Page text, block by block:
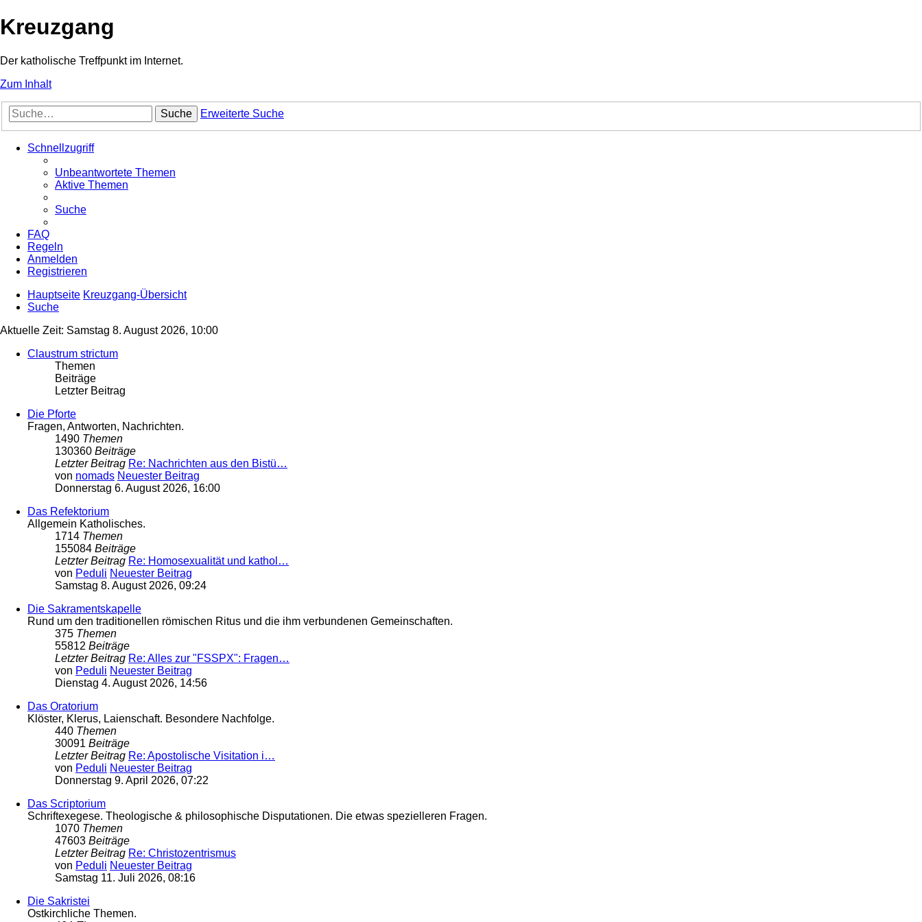
Kreuzgang
Der katholische Treffpunkt im Internet.
Zum Inhalt
Suche Erweiterte Suche
Schnellzugriff
Unbeantwortete Themen
Aktive Themen
Suche
FAQ
Regeln
Anmelden
Registrieren
Hauptseite Kreuzgang-Übersicht
Suche
Aktuelle Zeit: Samstag 8. August 2026, 10:00
Claustrum strictum
Themen
Beiträge
Letzter Beitrag
Die Pforte
Fragen, Antworten, Nachrichten.
1490 Themen
130360 Beiträge
Letzter Beitrag Re: Nachrichten aus den Bistü…
von nomads Neuester Beitrag
Donnerstag 6. August 2026, 16:00
Das Refektorium
Allgemein Katholisches.
1714 Themen
155084 Beiträge
Letzter Beitrag Re: Homosexualität und kathol…
von Peduli Neuester Beitrag
Samstag 8. August 2026, 09:24
Die Sakramentskapelle
Rund um den traditionellen römischen Ritus und die ihm verbundenen Gemeinschaften.
375 Themen
55812 Beiträge
Letzter Beitrag Re: Alles zur "FSSPX": Fragen…
von Peduli Neuester Beitrag
Dienstag 4. August 2026, 14:56
Das Oratorium
Klöster, Klerus, Laienschaft. Besondere Nachfolge.
440 Themen
30091 Beiträge
Letzter Beitrag Re: Apostolische Visitation i…
von Peduli Neuester Beitrag
Donnerstag 9. April 2026, 07:22
Das Scriptorium
Schriftexegese. Theologische & philosophische Disputationen. Die etwas spezielleren Fragen.
1070 Themen
47603 Beiträge
Letzter Beitrag Re: Christozentrismus
von Peduli Neuester Beitrag
Samstag 11. Juli 2026, 08:16
Die Sakristei
Ostkirchliche Themen.